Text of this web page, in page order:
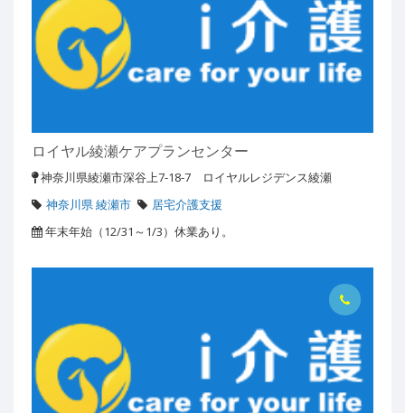
ロイヤル綾瀬ケアプランセンター
神奈川県綾瀬市深谷上7-18-7 ロイヤルレジデンス綾瀬
神奈川県 綾瀬市
居宅介護支援
年末年始（12/31～1/3）休業あり。